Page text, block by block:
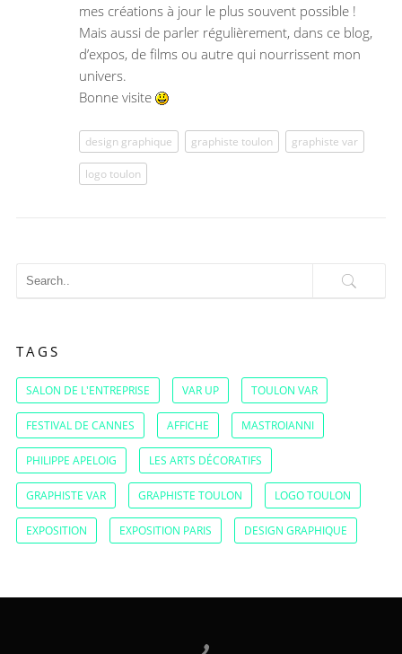
mes créations à jour le plus souvent possible !
Mais aussi de parler régulièrement, dans ce blog,
d’expos, de films ou autre qui nourrissent mon
univers.
Bonne visite
design graphique graphiste toulon graphiste var
logo toulon
TAGS
SALON DE L'ENTREPRISE VAR UP TOULON VAR
FESTIVAL DE CANNES AFFICHE MASTROIANNI
PHILIPPE APELOIG LES ARTS DÉCORATIFS
GRAPHISTE VAR GRAPHISTE TOULON LOGO TOULON
EXPOSITION EXPOSITION PARIS DESIGN GRAPHIQUE